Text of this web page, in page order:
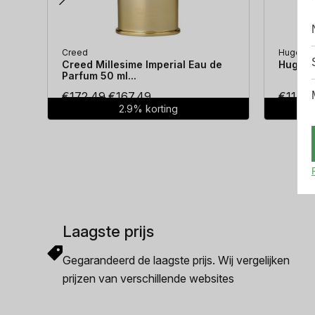
Creed
Creed Millesime Imperial Eau de
Parfum 50 ml...
€172.49Oorspronkelijke
prijs
€167.49Huidige
prijs
2.9% korting
Hugo
Hugo
€
Laagste prijs
Gegarandeerd de laagste prijs. Wij vergelijken
prijzen van verschillende websites